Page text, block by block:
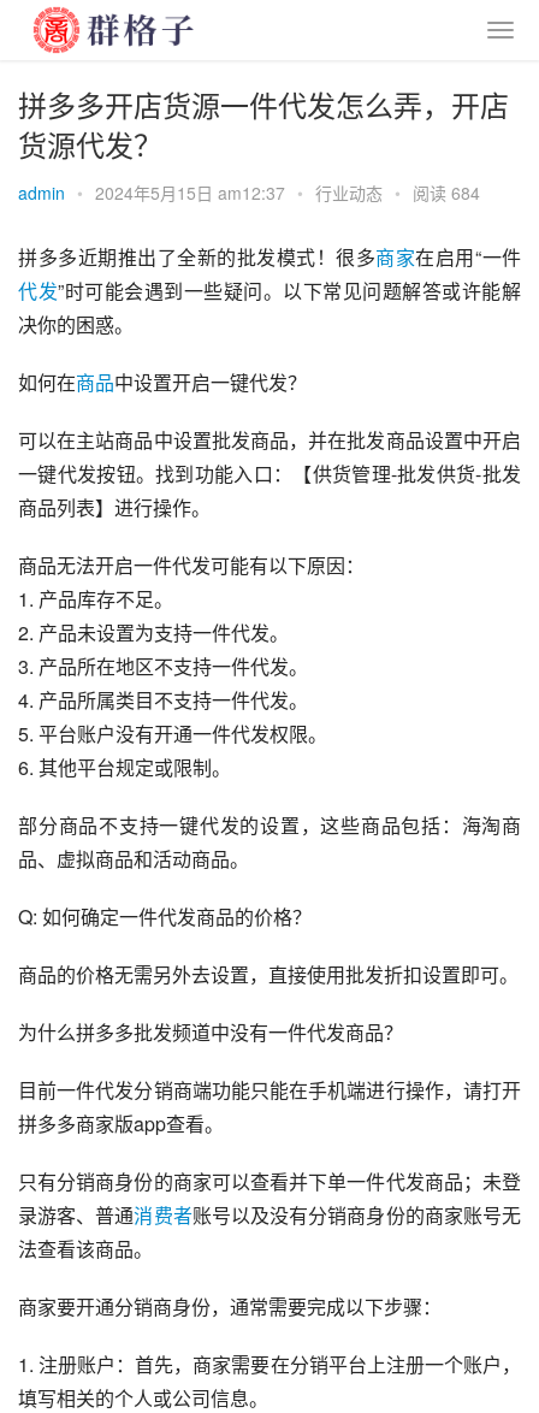
拼多多开店货源一件代发怎么弄，开店
货源代发？
admin • 2024年5月15日 am12:37 • 行业动态 • 阅读 684
拼多多近期推出了全新的批发模式！很多商家在启用“一件
代发”时可能会遇到一些疑问。以下常见问题解答或许能解
决你的困惑。
如何在商品中设置开启一键代发？
可以在主站商品中设置批发商品，并在批发商品设置中开启
一键代发按钮。找到功能入口：【供货管理-批发供货-批发
商品列表】进行操作。
商品无法开启一件代发可能有以下原因：
1. 产品库存不足。
2. 产品未设置为支持一件代发。
3. 产品所在地区不支持一件代发。
4. 产品所属类目不支持一件代发。
5. 平台账户没有开通一件代发权限。
6. 其他平台规定或限制。
部分商品不支持一键代发的设置，这些商品包括：海淘商
品、虚拟商品和活动商品。
Q: 如何确定一件代发商品的价格？
商品的价格无需另外去设置，直接使用批发折扣设置即可。
为什么拼多多批发频道中没有一件代发商品？
目前一件代发分销商端功能只能在手机端进行操作，请打开
拼多多商家版app查看。
只有分销商身份的商家可以查看并下单一件代发商品；未登
录游客、普通消费者账号以及没有分销商身份的商家账号无
法查看该商品。
商家要开通分销商身份，通常需要完成以下步骤：
1. 注册账户：首先，商家需要在分销平台上注册一个账户，
填写相关的个人或公司信息。